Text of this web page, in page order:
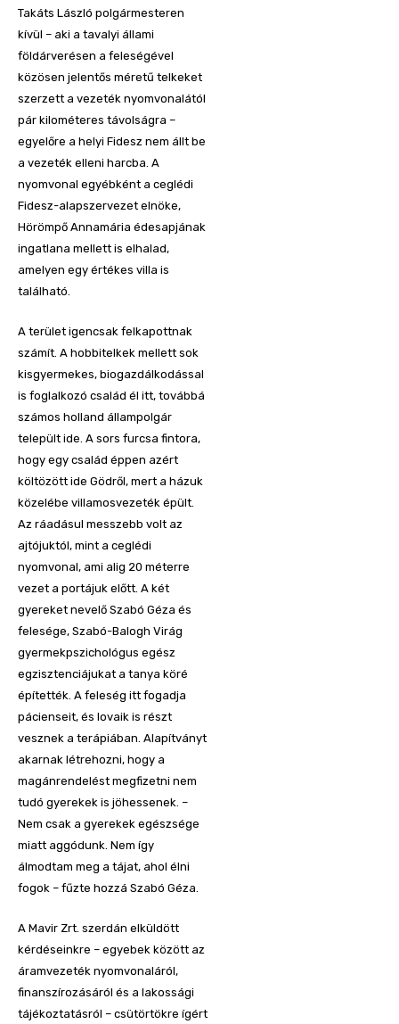
Takáts László polgármesteren
kívül – aki a tavalyi állami
földárverésen a feleségével
közösen jelentős méretű telkeket
szerzett a vezeték nyomvonalától
pár kilométeres távolságra –
egyelőre a helyi Fidesz nem állt be
a vezeték elleni harcba. A
nyomvonal egyébként a ceglédi
Fidesz-alapszervezet elnöke,
Hörömpő Annamária édesapjának
ingatlana mellett is elhalad,
amelyen egy értékes villa is
található.
A terület igencsak felkapottnak
számít. A hobbitelkek mellett sok
kisgyermekes, biogazdálkodással
is foglalkozó család él itt, továbbá
számos holland állampolgár
települt ide. A sors furcsa fintora,
hogy egy család éppen azért
költözött ide Gödről, mert a házuk
közelébe villamosvezeték épült.
Az ráadásul messzebb volt az
ajtójuktól, mint a ceglédi
nyomvonal, ami alig 20 méterre
vezet a portájuk előtt. A két
gyereket nevelő Szabó Géza és
felesége, Szabó-Balogh Virág
gyermekpszichológus egész
egzisztenciájukat a tanya köré
építették. A feleség itt fogadja
pácienseit, és lovaik is részt
vesznek a terápiában. Alapítványt
akarnak létrehozni, hogy a
magánrendelést megfizetni nem
tudó gyerekek is jöhessenek. –
Nem csak a gyerekek egészsége
miatt aggódunk. Nem így
álmodtam meg a tájat, ahol élni
fogok – fűzte hozzá Szabó Géza.
A Mavir Zrt. szerdán elküldött
kérdéseinkre – egyebek között az
áramvezeték nyomvonaláról,
finanszírozásáról és a lakossági
tájékoztatásról – csütörtökre ígért